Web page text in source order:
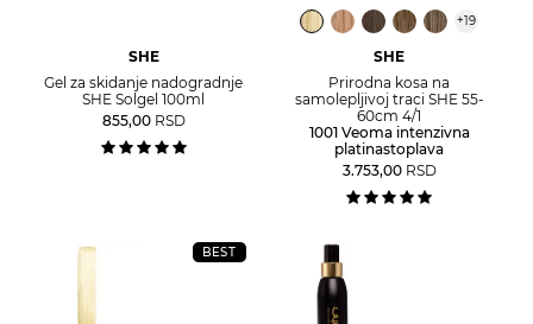
SHE
Gel za skidanje nadogradnje
SHE Solgel 100ml
855,00 RSD
+19
SHE
Prirodna kosa na
samolepljivoj traci SHE 55-
60cm 4/1
1001 Veoma intenzivna
platinastoplava
3.753,00 RSD
BEST